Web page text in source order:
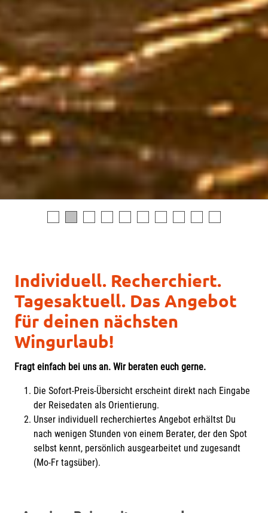
Individuell. Recherchiert.
Tagesaktuell. Das Angebot
für deinen nächsten
Wingurlaub!
Fragt einfach bei uns an. Wir beraten euch gerne.
Die Sofort-Preis-Übersicht erscheint direkt nach Eingabe
der Reisedaten als Orientierung.
Unser individuell recherchiertes Angebot erhältst Du
nach wenigen Stunden von einem Berater, der den Spot
selbst kennt, persönlich ausgearbeitet und zugesandt
(Mo-Fr tagsüber).